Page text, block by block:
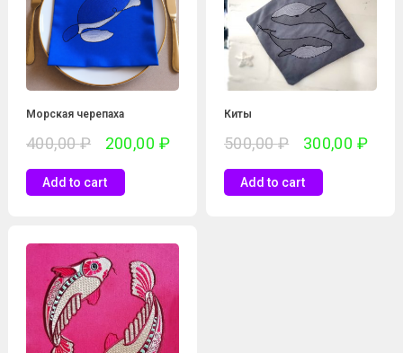
Морская черепаха
400,00₽ 200,00 ₽
Add to cart
Киты
500,00₽ 300,00 ₽
Add to cart